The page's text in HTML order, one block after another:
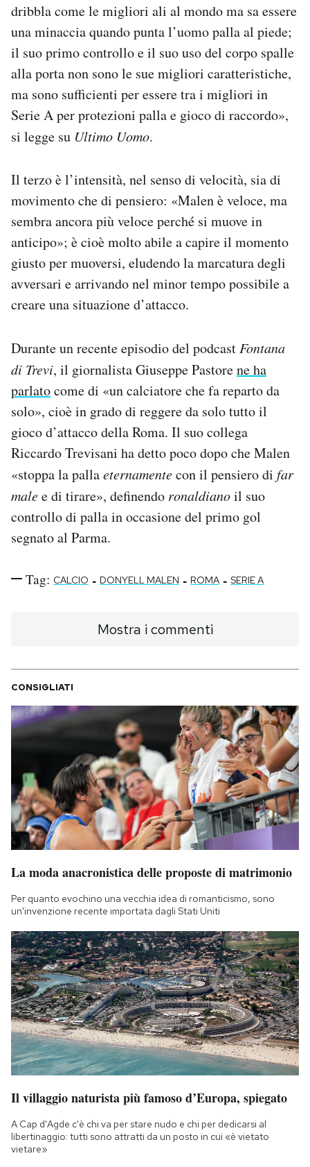
dribbla come le migliori ali al mondo ma sa essere
una minaccia quando punta l’uomo palla al piede;
il suo primo controllo e il suo uso del corpo spalle
alla porta non sono le sue migliori caratteristiche,
ma sono sufficienti per essere tra i migliori in
Serie A per protezioni palla e gioco di raccordo»,
si legge su Ultimo Uomo.
Il terzo è l’intensità, nel senso di velocità, sia di
movimento che di pensiero: «Malen è veloce, ma
sembra ancora più veloce perché si muove in
anticipo»; è cioè molto abile a capire il momento
giusto per muoversi, eludendo la marcatura degli
avversari e arrivando nel minor tempo possibile a
creare una situazione d’attacco.
Durante un recente episodio del podcast Fontana
di Trevi, il giornalista Giuseppe Pastorene ha
parlatocome di «un calciatore che fa reparto da
solo», cioè in grado di reggere da solo tutto il
gioco d’attacco della Roma. Il suo collega
Riccardo Trevisani ha detto poco dopo che Malen
«stoppa la pallaeternamentecon il pensiero di far
malee di tirare», definendo ronaldianoil suo
controllo di palla in occasione del primo gol
segnato al Parma.
Tag: CALCIO - DONYELL MALEN - ROMA - SERIE A
Mostra i commenti
CONSIGLIATI
La moda anacronistica delle proposte di matrimonio
Per quanto evochino una vecchia idea di romanticismo, sono
un'invenzione recente importata dagli Stati Uniti
Il villaggio naturista più famoso d’Europa, spiegato
A Cap d'Agde c'è chi va per stare nudo e chi per dedicarsi al
libertinaggio: tutti sono attratti da un posto in cui «è vietato
vietare»